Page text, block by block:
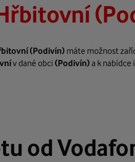
(Podivín) máte možnost
v dané obci (Podivín) a k
od